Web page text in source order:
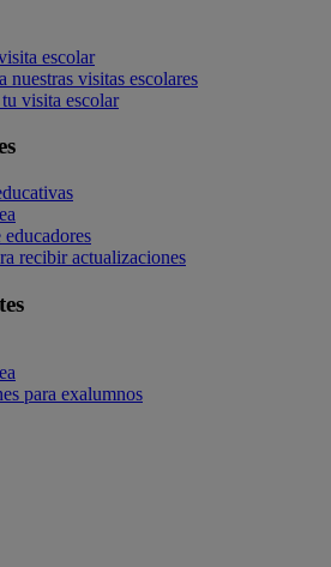
escolar
nuestras visitas escolares
visita escolar
recibir actualizaciones
para exalumnos